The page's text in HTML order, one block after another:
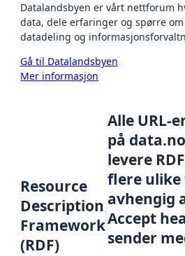
Datalandsbyen er vårt nettforum
data, dele erfaringer og spørre
datadeling og
Gå til Datalandsbyen
Mer informasjon
Resource
Description
Framework
(RDF)
Alle URL-
på
levere
flere
avhengig
Accept
sender